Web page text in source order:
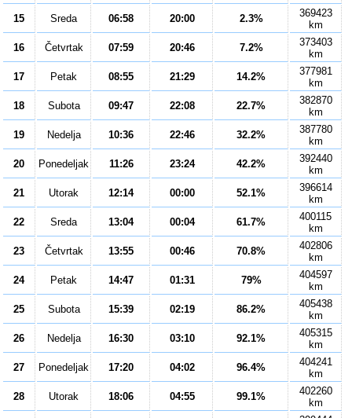
15
Sreda 06:58 20:00 2.3%
369423
km
16
Četvrtak 07:59 20:46 7.2%
373403
km
17
Petak 08:55 21:29 14.2%
377981
km
18
Subota 09:47 22:08 22.7%
382870
km
19
Nedelja 10:36 22:46 32.2%
387780
km
20
Ponedeljak 11:26 23:24 42.2%
392440
km
21
Utorak 12:14 00:00 52.1%
396614
km
22
Sreda 13:04 00:04 61.7%
400115
km
23
Četvrtak 13:55 00:46 70.8%
402806
km
24
Petak 14:47 01:31 79%
404597
km
25
Subota 15:39 02:19 86.2%
405438
km
26
Nedelja 16:30 03:10 92.1%
405315
km
27
Ponedeljak 17:20 04:02 96.4%
404241
km
28
Utorak 18:06 04:55 99.1%
402260
km